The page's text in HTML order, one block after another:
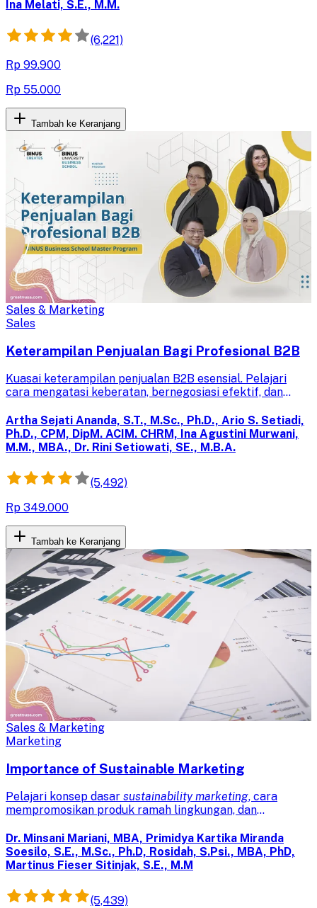
tepat secara efektif.
Ina Melati, S.E., M.M.
(6,221)
Rp 99.900
Rp 55.000
Tambah ke Keranjang
Sales & Marketing
Sales
Keterampilan Penjualan Bagi Profesional B2B
Kuasai keterampilan penjualan B2B esensial. Pelajari
cara mengatasi keberatan, bernegosiasi efektif, dan
profesional.
Artha Sejati Ananda, S.T., M.Sc., Ph.D., Ario S. Setiadi,
Ph.D., CPM, DipM. ACIM. CHRM, Ina Agustini Murwani,
M.M., MBA., Dr. Rini Setiowati, SE., M.B.A.
(5,492)
Rp 349.000
Tambah ke Keranjang
Sales & Marketing
Marketing
Importance of Sustainable Marketing
Pelajari konsep dasar sustainability marketing, cara
mempromosikan produk ramah lingkungan, dan
mengembangkan strategi pemasaran berkelanjutan
yang efektif.
Dr. Minsani Mariani, MBA, Primidya Kartika Miranda
Soesilo, S.E., M.Sc., Ph.D, Rosidah, S.Psi., MBA, PhD,
Martinus Fieser Sitinjak, S.E., M.M
(5,439)